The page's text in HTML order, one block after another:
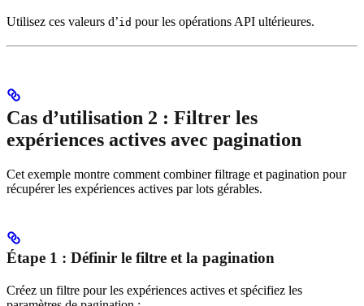
Utilisez ces valeurs d’id pour les opérations API ultérieures.
Cas d’utilisation 2 : Filtrer les
expériences actives avec pagination
Cet exemple montre comment combiner filtrage et pagination pour
récupérer les expériences actives par lots gérables.
Étape 1 : Définir le filtre et la pagination
Créez un filtre pour les expériences actives et spécifiez les